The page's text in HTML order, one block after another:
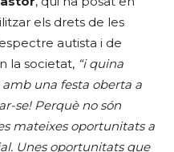
els drets de les
autista i de
la societat, “i quina
una festa oberta a
se! Perquè no són
mateixes oportunitats a
Unes oportunitats que